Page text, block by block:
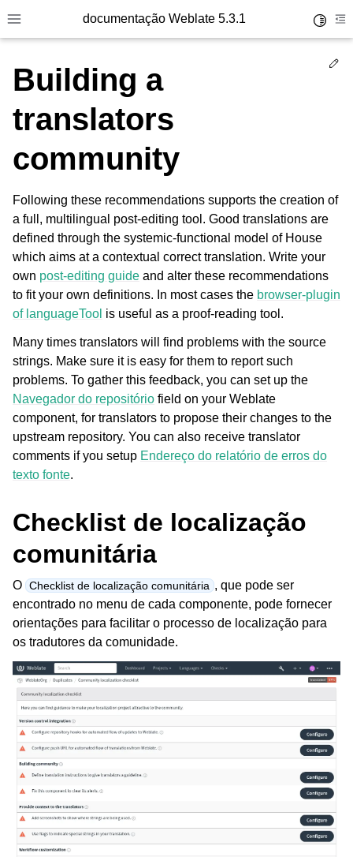
Toggle site navigation sidebar
documentação Weblate 5.3.1
navigation of Instruções de configuração
Building a
translators
community
Following these recommendations supports the creation of
a full, multilingual post-editing tool. Good translations are
defined through the systemic-functional model of House
which aims at a contextual correct translation. Write your
own post-editing guide and alter these recommendations
to fit your own definitions. In most cases the browser-plugin
of languageTool is useful as a proof-reading tool.
Many times translators will find problems with the source
strings. Make sure it is easy for them to report such
problems. To gather this feedback, you can set up the
Navegador do repositório field on your Weblate
component, for translators to propose their changes to the
upstream repository. You can also receive translator
comments if you setup Endereço do relatório de erros do
texto fonte.
Checklist de localização
comunitária
O Checklist de localização comunitária , que pode ser
encontrado no menu de cada componente, pode fornecer
orientações para facilitar o processo de localização para
os tradutores da comunidade.